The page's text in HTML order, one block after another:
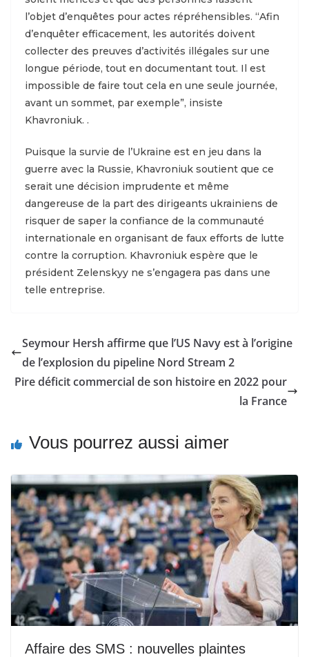
l’objet d’enquêtes pour actes répréhensibles. “Afin
d’enquêter efficacement, les autorités doivent
collecter des preuves d’activités illégales sur une
longue période, tout en documentant tout. Il est
impossible de faire tout cela en une seule journée,
avant un sommet, par exemple”, insiste
Khavroniuk. .
Puisque la survie de l’Ukraine est en jeu dans la
guerre avec la Russie, Khavroniuk soutient que ce
serait une décision imprudente et même
dangereuse de la part des dirigeants ukrainiens de
risquer de saper la confiance de la communauté
internationale en organisant de faux efforts de lutte
contre la corruption. Khavroniuk espère que le
président Zelenskyy ne s’engagera pas dans une
telle entreprise.
Seymour Hersh affirme que l’US Navy est à l’origine
de l’explosion du pipeline Nord Stream 2
Pire déficit commercial de son histoire en 2022 pour
la France
Vous pourrez aussi aimer
Affaire des SMS : nouvelles plaintes